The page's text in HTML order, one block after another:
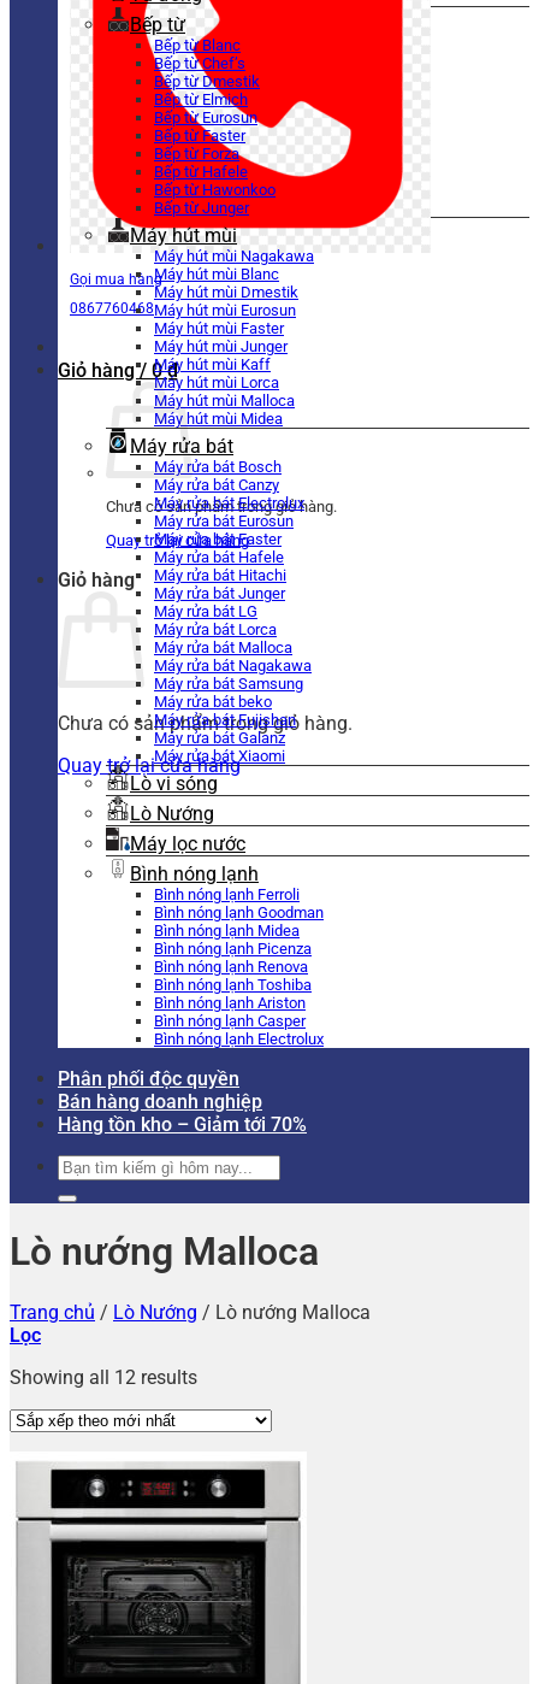
Gọi mua hàng
0867760468
Giỏ hàng / 0₫
Chưa có sản phẩm trong giỏ hàng.
Quay trở lại cửa hàng
Giỏ hàng
Chưa có sản phẩm trong giỏ hàng.
Quay trở lại cửa hàng
Bếp từ
Bếp từ Blanc
Bếp từ Chef’s
Bếp từ Dmestik
Bếp từ Elmich
Bếp từ Eurosun
Bếp từ Faster
Bếp từ Forza
Bếp từ Hafele
Bếp từ Hawonkoo
Bếp từ Junger
Máy hút mùi
Máy hút mùi Nagakawa
Máy hút mùi Blanc
Máy hút mùi Dmestik
Máy hút mùi Eurosun
Máy hút mùi Faster
Máy hút mùi Junger
Máy hút mùi Kaff
Máy hút mùi Lorca
Máy hút mùi Malloca
Máy hút mùi Midea
Máy rửa bát
Máy rửa bát Bosch
Máy rửa bát Canzy
Máy rửa bát Electrolux
Máy rửa bát Eurosun
Máy rửa bát Faster
Máy rửa bát Hafele
Máy rửa bát Hitachi
Máy rửa bát Junger
Máy rửa bát LG
Máy rửa bát Lorca
Máy rửa bát Malloca
Máy rửa bát Nagakawa
Máy rửa bát Samsung
Máy rửa bát beko
Máy rửa bát Fujishan
Máy rửa bát Galanz
Máy rửa bát Xiaomi
Lò vi sóng
Lò Nướng
Máy lọc nước
Bình nóng lạnh
Bình nóng lạnh Ferroli
Bình nóng lạnh Goodman
Bình nóng lạnh Midea
Bình nóng lạnh Picenza
Bình nóng lạnh Renova
Bình nóng lạnh Toshiba
Bình nóng lạnh Ariston
Bình nóng lạnh Casper
Bình nóng lạnh Electrolux
Phân phối độc quyền
Bán hàng doanh nghiệp
Hàng tồn kho – Giảm tới 70%
Tìm
kiếm:
Lò nướng Malloca
Trang chủ / Lò Nướng / Lò nướng Malloca
Lọc
Showing all 12 results